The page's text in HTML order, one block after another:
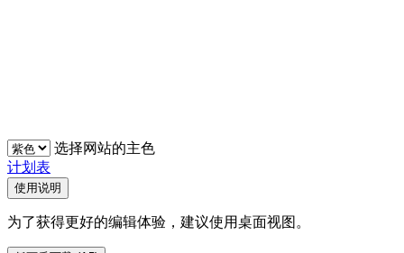
选择网站的主色
计划表
使用说明
为了获得更好的编辑体验，建议使用桌面视图。